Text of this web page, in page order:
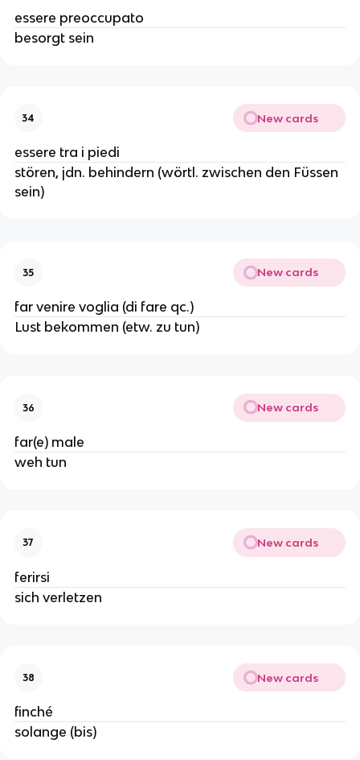
essere preoccupato
besorgt sein
34 New cards
essere tra i piedi
stören, jdn. behindern (wörtl. zwischen den Füssen
sein)
35 New cards
far venire voglia (di fare qc.)
Lust bekommen (etw. zu tun)
36 New cards
far(e) male
weh tun
37 New cards
ferirsi
sich verletzen
38 New cards
finché
solange (bis)